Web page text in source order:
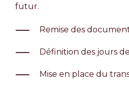
futur.
Remise des
Définition des jours
Mise en place du